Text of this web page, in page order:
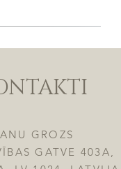
GROZS
GATVE 403A,